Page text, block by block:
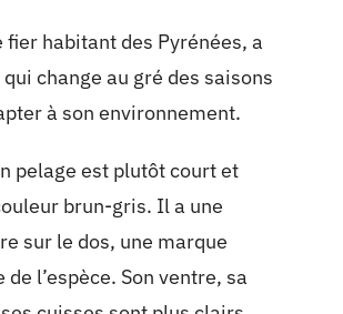
fier habitant des Pyrénées, a
change au gré des saisons
à son environnement.
pelage est plutôt court et
brun-gris. Il a une
sur le dos, une marque
l’espèce. Son ventre, sa